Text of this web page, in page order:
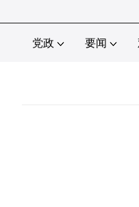
党政 要闻